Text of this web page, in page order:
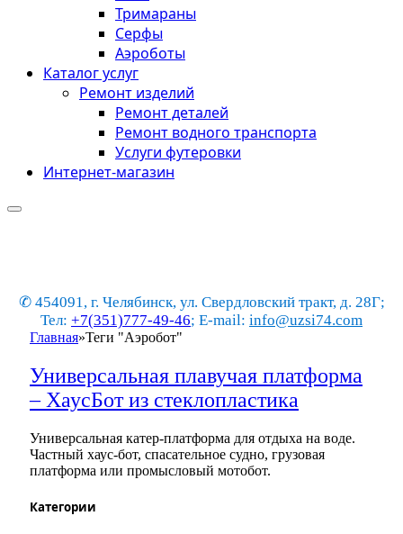
Тримараны
Серфы
Аэроботы
Каталог услуг
Ремонт изделий
Ремонт деталей
Ремонт водного транспорта
Услуги футеровки
Интернет-магазин
✆ 454091, г. Челябинск, ул. Свердловский тракт, д. 28Г;
Тел: +7(351)777-49-46; E-mail: info@uzsi74.com
Главная»Теги "Аэробот"
Универсальная плавучая платформа
– ХаусБот из стеклопластика
Универсальная катер-платформа для отдыха на воде.
Частный хаус-бот, спасательное судно, грузовая
платформа или промысловый мотобот.
Категории